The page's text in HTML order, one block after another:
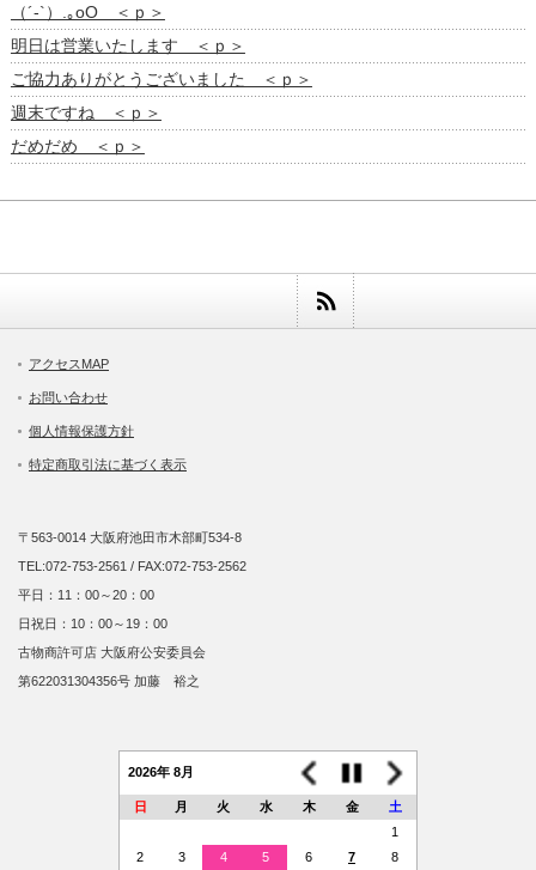
（´-`）.｡oO ＜ｐ＞
明日は営業いたします ＜ｐ＞
ご協力ありがとうございました ＜ｐ＞
週末ですね ＜ｐ＞
だめだめ ＜ｐ＞
アクセスMAP
お問い合わせ
個人情報保護方針
特定商取引法に基づく表示
〒563-0014 大阪府池田市木部町534-8
TEL:072-753-2561 / FAX:072-753-2562
平日：11：00～20：00
日祝日：10：00～19：00
古物商許可店 大阪府公安委員会
第622031304356号 加藤 裕之
2026年 8月
日 月 火 水 木 金
土
1
2
3 4 5 6 7 8